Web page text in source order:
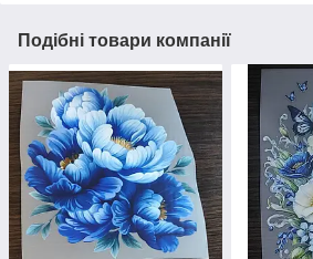
Подібні товари компанії